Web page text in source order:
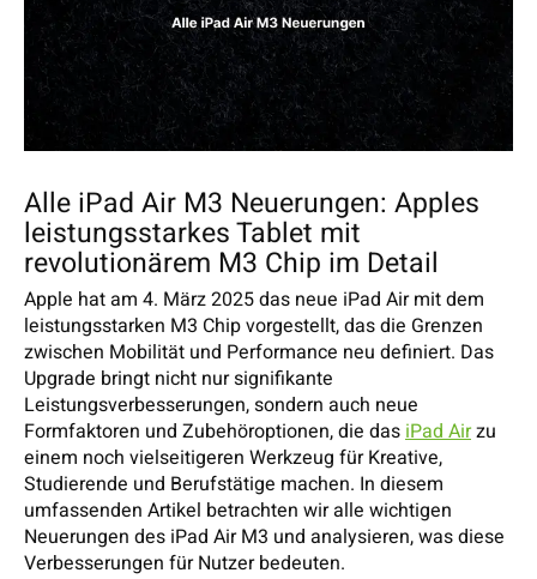
Alle iPad Air M3 Neuerungen: Apples
leistungsstarkes Tablet mit
revolutionärem M3 Chip im Detail
Apple hat am 4. März 2025 das neue iPad Air mit dem
leistungsstarken M3 Chip vorgestellt, das die Grenzen
zwischen Mobilität und Performance neu definiert. Das
Upgrade bringt nicht nur signifikante
Leistungsverbesserungen, sondern auch neue
Formfaktoren und Zubehöroptionen, die das iPad Airzu
einem noch vielseitigeren Werkzeug für Kreative,
Studierende und Berufstätige machen. In diesem
umfassenden Artikel betrachten wir alle wichtigen
Neuerungen des iPad Air M3 und analysieren, was diese
Verbesserungen für Nutzer bedeuten.